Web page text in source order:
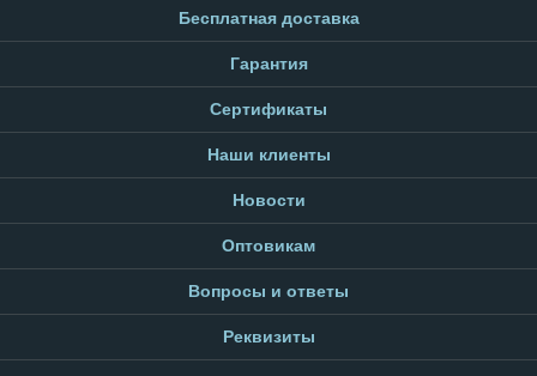
Бесплатная доставка
Гарантия
Сертификаты
Наши клиенты
Новости
Оптовикам
Вопросы и ответы
Реквизиты